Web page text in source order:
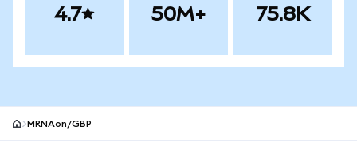
4.7 50M+ 75.8K
MRNAon/GBP